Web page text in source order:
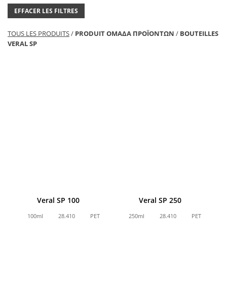
EFFACER LES FILTRES
TOUS LES PRODUITS/ PRODUIT ΟΜΑΔΑ ΠΡΟΪΟΝΤΩΝ / BOUTEILLES
VERAL SP
Veral SP 100
100ml 28.410 PET
Veral SP 250
250ml 28.410 PET